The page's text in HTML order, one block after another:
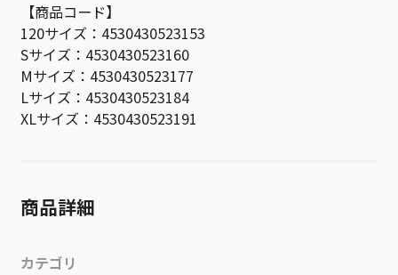
【商品コード】
120サイズ：4530430523153
Sサイズ：4530430523160
Mサイズ：4530430523177
Lサイズ：4530430523184
XLサイズ：4530430523191
商品詳細
カテゴリ